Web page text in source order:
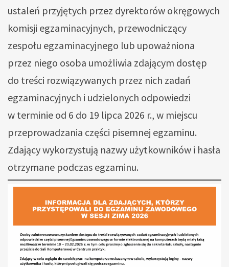
ustaleń przyjętych przez dyrektorów okręgowych
komisji egzaminacyjnych, przewodniczący
zespołu egzaminacyjnego lub upoważniona
przez niego osoba umożliwia zdającym dostęp
do treści rozwiązywanych przez nich zadań
egzaminacyjnych i udzielonych odpowiedzi
w terminie od 6 do 19 lipca 2026 r., w miejscu
przeprowadzania części pisemnej egzaminu.
Zdający wykorzystują nazwy użytkowników i hasła
otrzymane podczas egzaminu.